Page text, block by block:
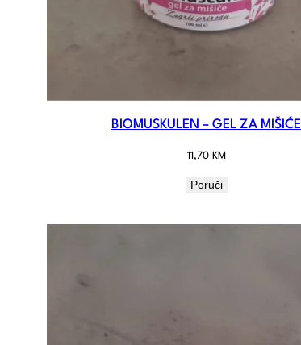
BIOMUSKULEN – GEL ZA MIŠIĆE
11,70 KM
Poruči